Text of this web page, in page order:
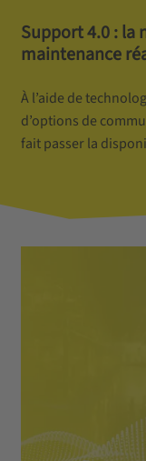
Support 4.0 : la
maintenance
À l’aide de
d’options de
fait passer la